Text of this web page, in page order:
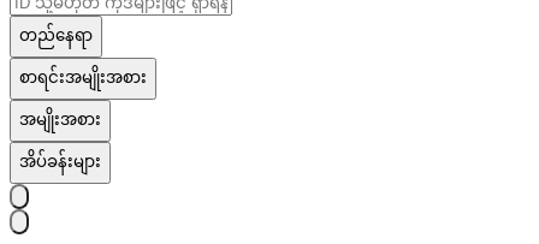
တည်နေရာ
စာရင်းအမျိုးအစား
အမျိုးအစား
အိပ်ခန်းများ